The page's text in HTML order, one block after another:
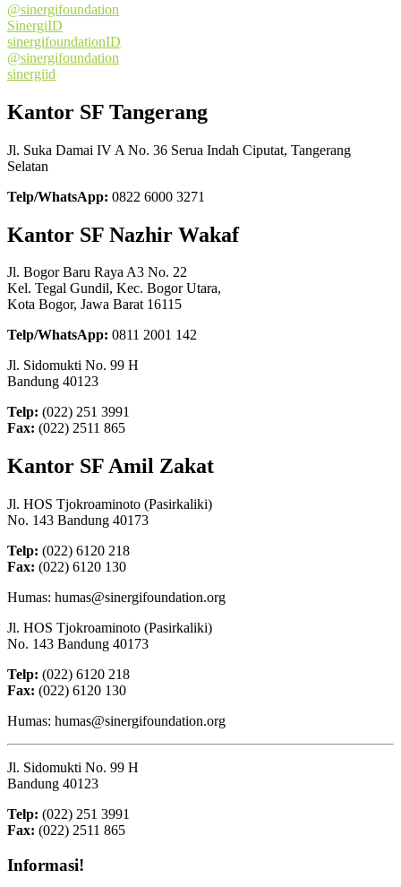
@sinergifoundation
SinergiID
sinergifoundationID
@sinergifoundation
sinergiid
Kantor SF Tangerang
Jl. Suka Damai IV A No. 36 Serua Indah Ciputat, Tangerang
Selatan
Telp/WhatsApp: 0822 6000 3271
Kantor SF Nazhir Wakaf
Jl. Bogor Baru Raya A3 No. 22
Kel. Tegal Gundil, Kec. Bogor Utara,
Kota Bogor, Jawa Barat 16115
Telp/WhatsApp: 0811 2001 142
Jl. Sidomukti No. 99 H
Bandung 40123
Telp: (022) 251 3991
Fax: (022) 2511 865
Kantor SF Amil Zakat
Jl. HOS Tjokroaminoto (Pasirkaliki)
No. 143 Bandung 40173
Telp: (022) 6120 218
Fax: (022) 6120 130
Humas: humas@sinergifoundation.org
Jl. HOS Tjokroaminoto (Pasirkaliki)
No. 143 Bandung 40173
Telp: (022) 6120 218
Fax: (022) 6120 130
Humas: humas@sinergifoundation.org
Jl. Sidomukti No. 99 H
Bandung 40123
Telp: (022) 251 3991
Fax: (022) 2511 865
Informasi!